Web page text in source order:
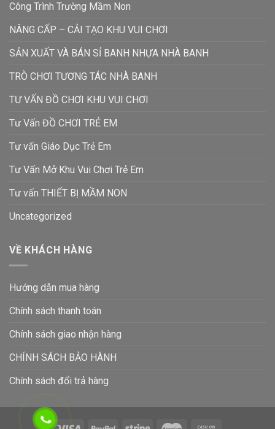
Công Trình Trường Mầm Non
NÂNG CẤP – CẢI TẠO KHU VUI CHƠI
SẢN XUẤT VÀ BÁN SỈ BANH NHỰA NHÀ BANH
TRÒ CHƠI TƯƠNG TÁC NHÀ BANH
TƯ VẤN ĐỒ CHƠI KHU VUI CHƠI
Tư Vấn ĐỒ CHƠI TRẺ EM
Tư vấn Giáo Dục Trẻ Em
Tư Vấn Mở Khu Vui Chơi Trẻ Em
Tư vấn THIẾT BỊ MẦM NON
Uncategorized
VỀ KHÁCH HÀNG
Hướng dẫn mua hàng
Chính sách thanh toán
Chính sách giao nhận hàng
CHÍNH SÁCH BẢO HÀNH
Chính sách đổi trả hàng